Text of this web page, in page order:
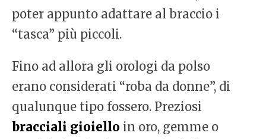
poter appunto adattare al braccio i
“tasca” più piccoli.
Fino ad allora gli orologi da polso
erano considerati “roba da donne”, di
qualunque tipo fossero. Preziosi
bracciali gioiello in oro, gemme o